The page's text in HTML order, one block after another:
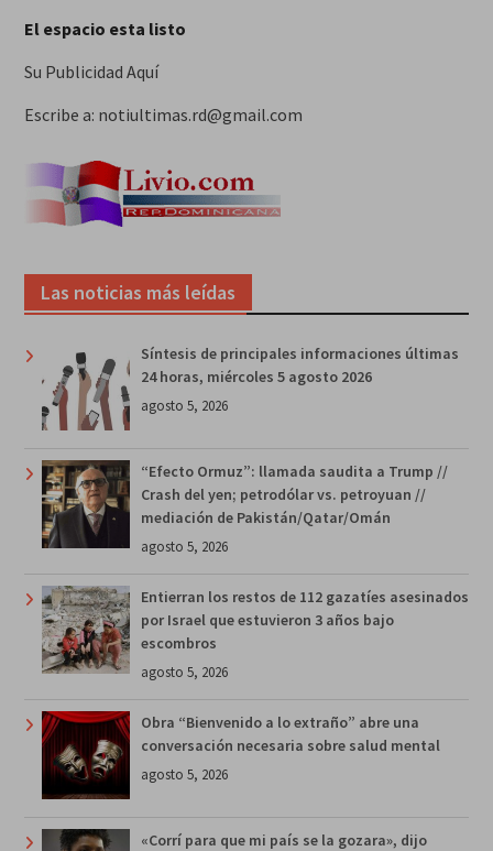
El espacio esta listo
Su Publicidad Aquí
Escribe a: notiultimas.rd@gmail.com
Las noticias más leídas
Síntesis de principales informaciones últimas
24 horas, miércoles 5 agosto 2026
agosto 5, 2026
“Efecto Ormuz”: llamada saudita a Trump //
Crash del yen; petrodólar vs. petroyuan //
mediación de Pakistán/Qatar/Omán
agosto 5, 2026
Entierran los restos de 112 gazatíes asesinados
por Israel que estuvieron 3 años bajo
escombros
agosto 5, 2026
Obra “Bienvenido a lo extraño” abre una
conversación necesaria sobre salud mental
agosto 5, 2026
«Corrí para que mi país se la gozara», dijo